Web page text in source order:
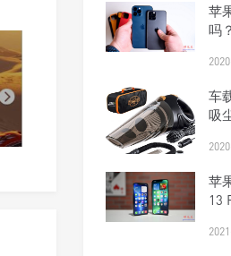
苹
吗
车
吸
苹
13